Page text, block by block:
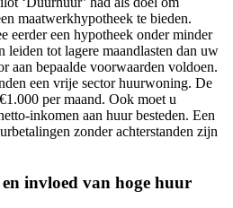
maatwerkhypotheek te bieden.
eerder een hypotheek onder minder
leiden tot lagere maandlasten dan uw
aan bepaalde voorwaarden voldoen.
een vrije sector huurwoning. De
per maand. Ook moet u
inkomen aan huur besteden. Een
zonder achterstanden zijn
invloed van hoge huur